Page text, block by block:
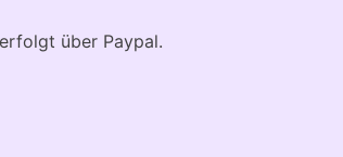
über Paypal.